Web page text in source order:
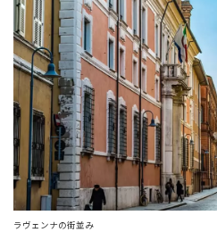
ラヴェンナの街並み